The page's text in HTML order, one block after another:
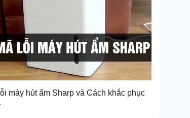
máy hút ẩm Sharp và Cách khắc phục